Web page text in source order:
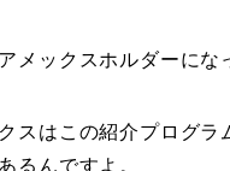
メックスホルダーにな
スはこの紹介プログラ
るんですよ。